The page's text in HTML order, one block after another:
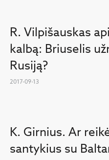
R. Vilpišauskas
kalbą: Briuselis
Rusiją?
2017-09-13
K. Girnius. Ar
santykius su